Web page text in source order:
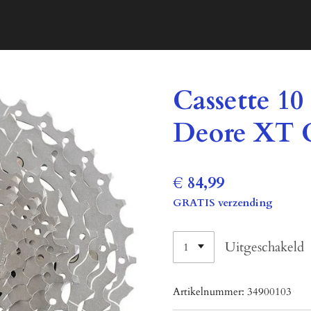
Cassette
Deore XT
€ 84,99
GRATIS verzending
Uitgeschakeld
Artikelnummer: 34900103